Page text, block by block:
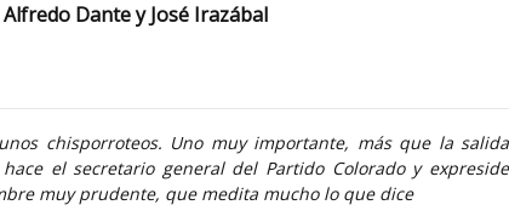
Dante y José Irazábal
chisporroteos. Uno muy importante, más que la
el secretario general del Partido Colorado y
muy prudente, que medita mucho lo que dice